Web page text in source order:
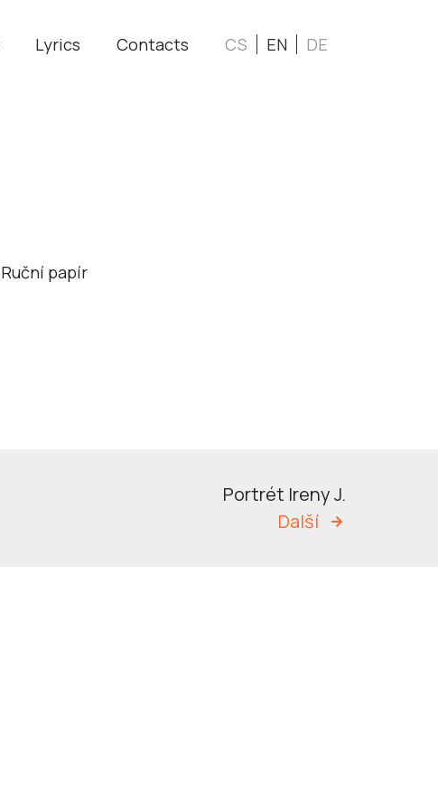
Lyrics Contacts CS EN DE
Ruční papír
Portrét Ireny J.
Další